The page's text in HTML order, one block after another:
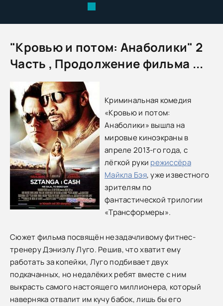
"Кровью и потом: Анаболики" 2
Часть , Продолжение фильма ...
Криминальная комедия
«Кровью и потом:
Анаболики» вышла на
мировые киноэкраны в
апреле 2013-го года, с
лёгкой руки режиссёра
Майкла Бэя, уже известного
зрителям по
фантастической трилогии
«Трансформеры».
Сюжет фильма посвящён незадачливому фитнес-
тренеру Дэниэлу Луго. Решив, что хватит ему
работать за копейки, Луго подбивает двух
подкачанных, но недалёких ребят вместе с ним
выкрасть самого настоящего миллионера, который
наверняка отвалит им кучу бабок, лишь бы его